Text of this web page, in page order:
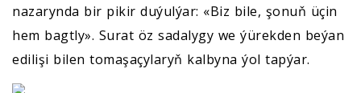
nazarynda bir pikir duýulýar: «Biz bile, şonuň üçin
hem bagtly». Surat öz sadalygy we ýürekden beýan
edilişi bilen tomaşaçylaryň kalbyna ýol tapýar.